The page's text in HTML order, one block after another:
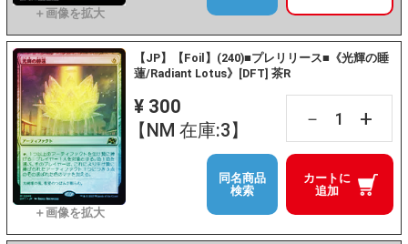
【JP】【Foil】(240)■プレリリース■《光輝の睡
蓮/Radiant Lotus》[DFT] 茶R
¥ 300
【NM 在庫:3】
－ +
カートに
追加
同名商品
検索